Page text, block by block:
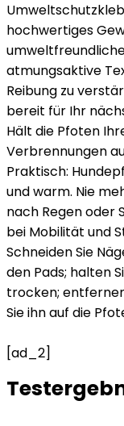
hochwertiges
atmungsaktive
Reibung zu
bereit für Ihr
Hält die Pfoten
Verbrennungen
Praktisch:
und warm. Nie
nach Regen oder
bei Mobilität und
Schneiden Sie
den Pads; halten
trocken;
Sie ihn auf die
[ad_2]